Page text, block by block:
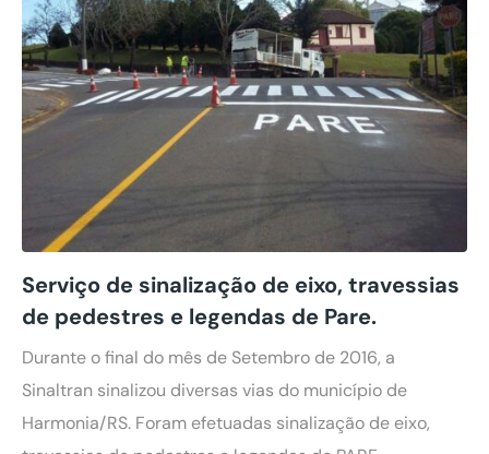
Serviço de sinalização de eixo, travessias
de pedestres e legendas de Pare.
Durante o final do mês de Setembro de 2016, a
Sinaltran sinalizou diversas vias do município de
Harmonia/RS. Foram efetuadas sinalização de eixo,